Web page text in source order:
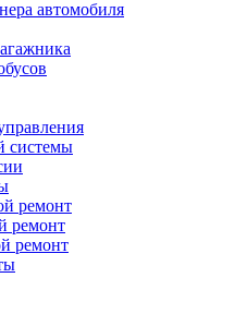
автомобиля
системы
ремонт
ремонт
ремонт